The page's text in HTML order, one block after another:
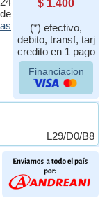
$ 1.400
(*) efectivo,
debito, transf, tarj
credito en 1 pago
Financiacion
L29/D0/B8